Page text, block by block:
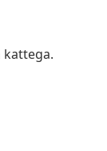
kattega.